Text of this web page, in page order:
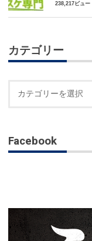
238,217ビュー
カテゴリー
Facebook